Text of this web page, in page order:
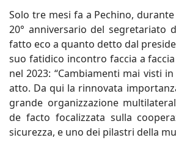
Solo tre mesi fa a Pechino,
20° anniversario del segretariato
fatto eco a quanto detto dal
suo fatidico incontro faccia a
nel 2023: “Cambiamenti mai visti
atto. Da qui la rinnovata
grande organizzazione
de facto focalizzata sulla
sicurezza, e uno dei pilastri della